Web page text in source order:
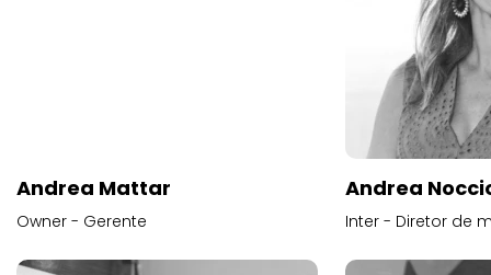
Andrea Mattar
Owner - Gerente
Andrea
Inter - Diretor de